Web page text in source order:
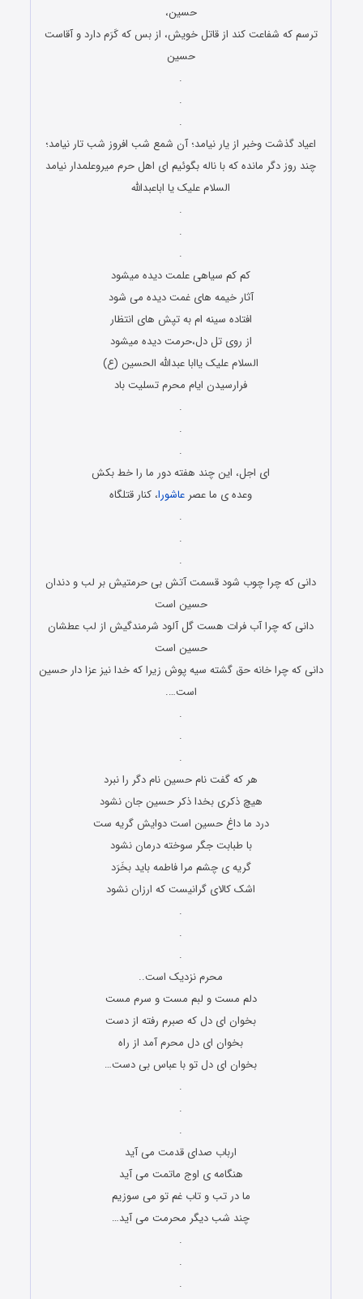
حسین،
ترسم که شفاعت کند از قاتل خویش، از بس که کَرَم دارد و آقاست
حسین
.
.
.
اعیاد گذشت وخبر از یار نیامد؛ آن شمع شب افروز شب تار نیامد؛
چند روز دگر مانده که با ناله بگوئیم ای اهل حرم میروعلمدار نیامد
السلام علیک یا اباعبدالله
.
.
.
کم کم سیاهی علمت دیده میشود
آثار خیمه های غمت دیده می شود
افتاده سینه ام به تپش های انتظار
از روی تل دل،حرمت دیده میشود
السلام علیک یاابا عبدالله الحسین (ع)
فرارسیدن ایام محرم تسلیت باد
.
.
.
ای اجل، این چند هفته دور ما را خط بکش
وعده ی ما عصر عاشورا، کنار قتلگاه
.
.
.
دانی که چرا چوب شود قسمت آتش بی حرمتیش بر لب و دندان
حسین است
دانی که چرا آب فرات هست گل آلود شرمندگیش از لب عطشان
حسین است
دانی که چرا خانه حق گشته سیه پوش زیرا که خدا نیز عزا دار حسین
است….
.
.
.
هر که گفت نام حسین نام دگر را نبرد
هیچ ذکری بخدا ذکر حسین جان نشود
درد ما داغ حسین است دوایش گریه ست
با طبابت جگر سوخته درمان نشود
گریه ی چشم مرا فاطمه باید بخَرَد
اشک کالای گرانیست که ارزان نشود
.
.
.
محرم نزدیک است..
دلم مست و لبم مست و سرم مست
بخوان ای دل که صبرم رفته از دست
بخوان ای دل محرم آمد از راه
بخوان ای دل تو با عباس بی دست…
.
.
.
ارباب صدای قدمت می آید
هنگامه ی اوج ماتمت می آید
ما در تب و تاب غم تو می سوزیم
چند شب دیگر محرمت می آید…
.
.
.